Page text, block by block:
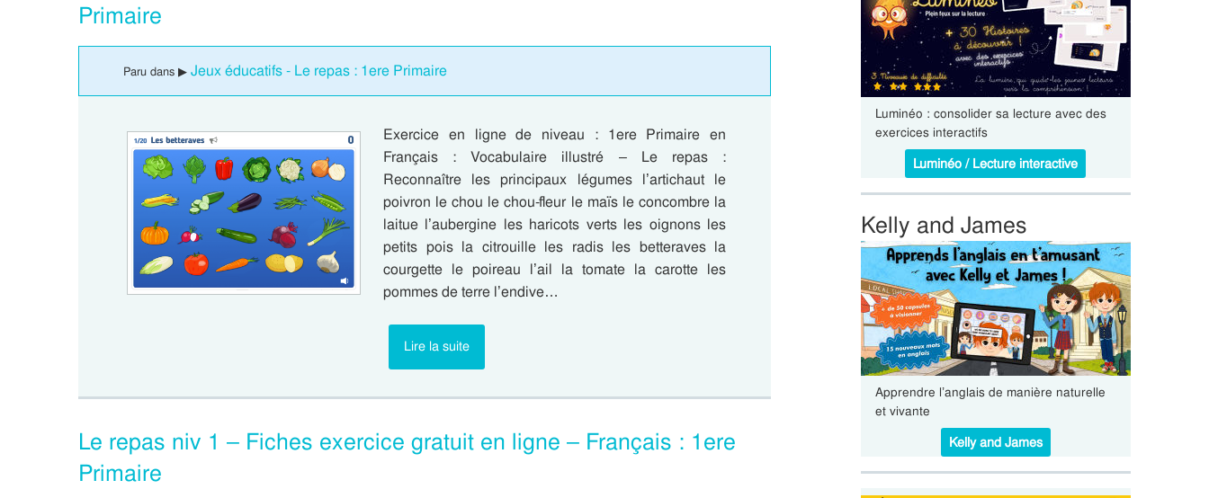
Primaire
Paru dans ▶ Jeux éducatifs - Le repas : 1ere Primaire
Exercice en ligne de niveau : 1ere Primaire en
Français : Vocabulaire illustré – Le repas :
Reconnaître les principaux légumes l’artichaut le
poivron le chou le chou-fleur le maïs le concombre la
laitue l’aubergine les haricots verts les oignons les
petits pois la citrouille les radis les betteraves la
courgette le poireau l’ail la tomate la carotte les
pommes de terre l’endive…
Lire la suite
Le repas niv 1 – Fiches exercice gratuit en ligne – Français : 1ere
Primaire
Luminéo : consolider sa lecture avec des
exercices interactifs
Luminéo / Lecture interactive
Kelly and James
Apprendre l’anglais de manière naturelle
et vivante
Kelly and James